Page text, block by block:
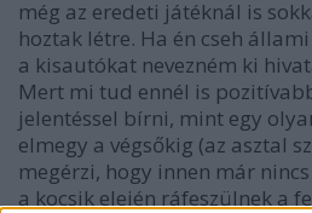
még az eredeti játéknál is
hoztak létre. Ha én cseh
a kisautókat nevezném ki
Mert mi tud ennél is
jelentéssel bírni, mint egy
elmegy a végsőkig (az asztal
megérzi, hogy innen már
a kocsik elején ráfeszülnek a